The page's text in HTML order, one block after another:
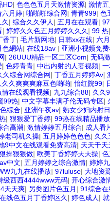
HD| 色色色五月天激情资源| 激情
六月婷| 啪啪啪综合网| 青青999| 色
| 综合久久伊人 | 五月在在观看|
| 婷婷久久色五月婷婷久久久 | 99 热
香丁| 毛片新网地| 日韩xx在线| 六
色網站| 在线18av | 亚洲小视频免
| 26UUU精品一区二区Com| 无码
| 色婷青青| 中出内射的人妻视频|
久综合网综合网| 丁香五月婷婷Av|
久久爽爽爽麻豆色哟哟|怡红院99|
情在线观看视频| 九九综合88| 久久
99热| 中文字幕丰满孑伦无码专区|
综合| 亚洲午夜av| 熟女少妇内射
| 狠狠爱丁香婷| 99热在线精品播放
合高潮| 激情婷婷五月综合| 成人看
老司机久操| 五月婷婷色色色| 久久
9中文在线观看免费高清| 天天干
操狠狠做| 欧美丁香婷婷天天操|
中文| 五月婷婷之综合激情| 婷婷
九九在线播放| 97luluse| 大地资
级西西4444www无码| 开心综合激
天天爽| 另类图片色五月 | 91综合
线色五月丁香婷区久 | 婷色成人 |